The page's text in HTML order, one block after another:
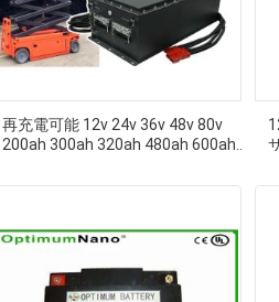
再充電可能 12v 24v 36v 48v 80v
200ah 300ah 320ah 480ah 600ah
電器 充電電力 3.3kW